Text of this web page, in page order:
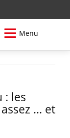
Menu
: les
... et